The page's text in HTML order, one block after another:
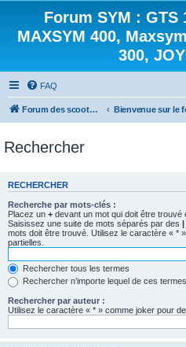
Forum SYM : GTS
MAXSYM 400,
300,
FAQ
Forum des scooters SYM - GTS -MAXSYM - CRUISYM - JOYMAX - Maxsym TL
Rechercher
RECHERCHER
Recherche par mots-clés :
Placez un + devant un mot qui doit être trouvé
Saisissez une suite de mots séparés par des |
mots doit être trouvé. Utilisez le caractère « *
partielles.
Rechercher tous les termes
Rechercher n’importe lequel de ces termes
Rechercher par auteur :
Utilisez le caractère « * » comme joker pour